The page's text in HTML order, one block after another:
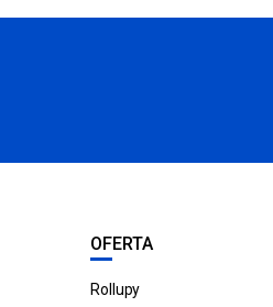
OFERTA
Rollupy